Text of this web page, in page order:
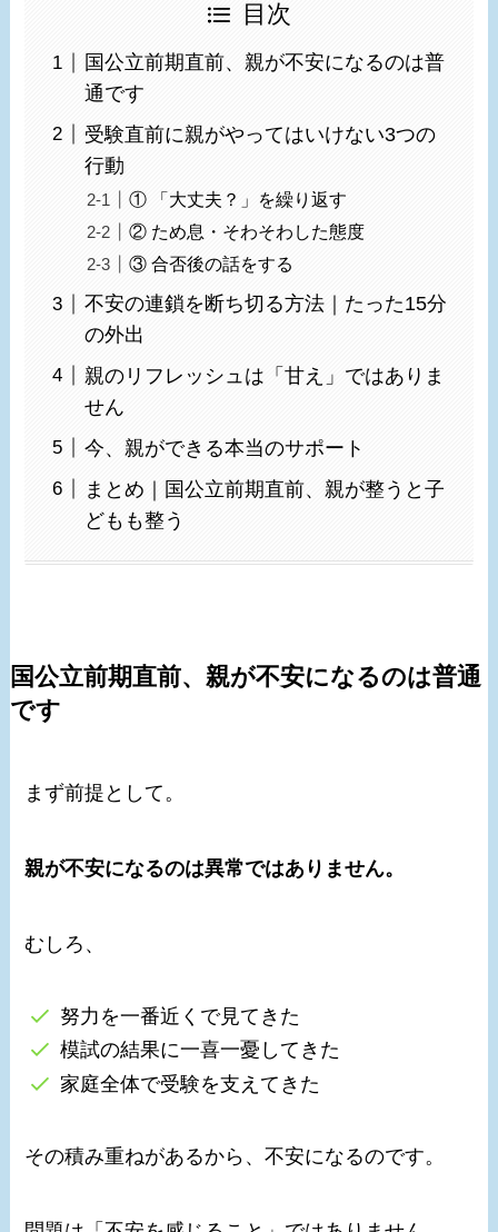
目次
国公立前期直前、親が不安になるのは普
通です
受験直前に親がやってはいけない3つの
行動
① 「大丈夫？」を繰り返す
② ため息・そわそわした態度
③ 合否後の話をする
不安の連鎖を断ち切る方法｜たった15分
の外出
親のリフレッシュは「甘え」ではありま
せん
今、親ができる本当のサポート
まとめ｜国公立前期直前、親が整うと子
どもも整う
国公立前期直前、親が不安になるのは普通
です
まず前提として。
親が不安になるのは異常ではありません。
むしろ、
努力を一番近くで見てきた
模試の結果に一喜一憂してきた
家庭全体で受験を支えてきた
その積み重ねがあるから、不安になるのです。